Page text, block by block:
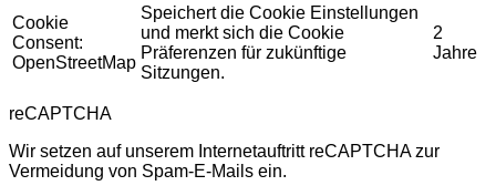
Cookie
Consent:
OpenStreetMap
Speichert die Cookie Einstellungen
und merkt sich die Cookie
Präferenzen für zukünftige
Sitzungen.
2
Jahre
reCAPTCHA
Wir setzen auf unserem Internetauftritt reCAPTCHA zur
Vermeidung von Spam-E-Mails ein.